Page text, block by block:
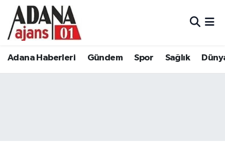
Adana Haberleri Gündem Spor Sağlık
Adana Haberleri
Adana Nöbetçi Eczaneler